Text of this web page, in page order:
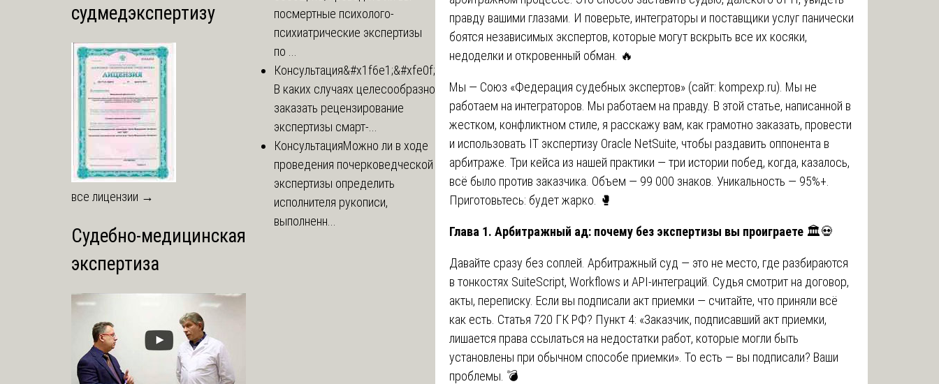
правду вашими глазами. И поверьте, интеграторы и поставщики услуг панически
боятся независимых экспертов, которые могут вскрыть все их косяки,
недоделки и откровенный обман. 🔥
Мы — Союз «Федерация судебных экспертов» (сайт: kompexp.ru). Мы не
работаем на интеграторов. Мы работаем на правду. В этой статье, написанной в
жестком, конфликтном стиле, я расскажу вам, как грамотно заказать, провести
и использовать IT экспертизу Oracle NetSuite, чтобы раздавить оппонента в
арбитраже. Три кейса из нашей практики — три истории побед, когда, казалось,
всё было против заказчика. Объем — 99 000 знаков. Уникальность — 95%+.
Приготовьтесь: будет жарко. 🥊
Глава 1. Арбитражный ад: почему без экспертизы вы проиграете 🏛️💀
Давайте сразу без соплей. Арбитражный суд — это не место, где разбираются
в тонкостях SuiteScript, Workflows и API-интеграций. Судья смотрит на договор,
акты, переписку. Если вы подписали акт приемки — считайте, что приняли всё
как есть. Статья 720 ГК РФ? Пункт 4: «Заказчик, подписавший акт приемки,
лишается права ссылаться на недостатки работ, которые могли быть
установлены при обычном способе приемки». То есть — вы подписали? Ваши
проблемы. 💣
судмедэкспертизу
все лицензии →
Судебно-медицинская
экспертиза
посмертные психолого-
психиатрические экспертизы
по ...
Консультация&#x1f6e1;&#xfe0f;
В каких случаях целесообразно
заказать рецензирование
экспертизы смарт-...
КонсультацияМожно ли в ходе
проведения почерковедческой
экспертизы определить
исполнителя рукописи,
выполненн...